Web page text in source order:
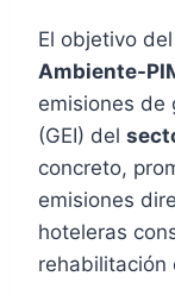
El objetivo del
Ambiente-
emisiones de
(GEI) del
concreto,
emisiones
hoteleras
rehabilitación